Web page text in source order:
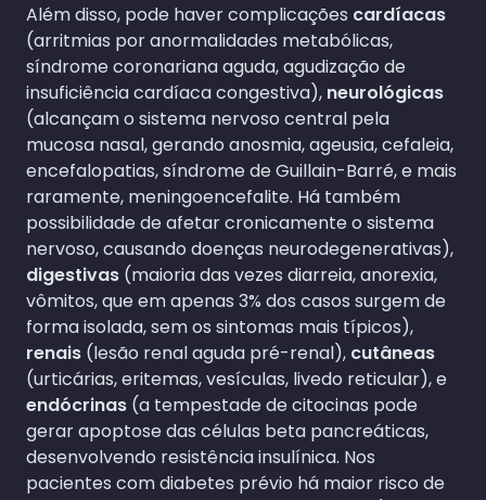
Além disso, pode haver complicações cardíacas
(arritmias por anormalidades metabólicas,
síndrome coronariana aguda, agudização de
insuficiência cardíaca congestiva), neurológicas
(alcançam o sistema nervoso central pela
mucosa nasal, gerando anosmia, ageusia, cefaleia,
encefalopatias, síndrome de Guillain-Barré, e mais
raramente, meningoencefalite. Há também
possibilidade de afetar cronicamente o sistema
nervoso, causando doenças neurodegenerativas),
digestivas (maioria das vezes diarreia, anorexia,
vômitos, que em apenas 3% dos casos surgem de
forma isolada, sem os sintomas mais típicos),
renais (lesão renal aguda pré-renal), cutâneas
(urticárias, eritemas, vesículas, livedo reticular), e
endócrinas (a tempestade de citocinas pode
gerar apoptose das células beta pancreáticas,
desenvolvendo resistência insulínica. Nos
pacientes com diabetes prévio há maior risco de